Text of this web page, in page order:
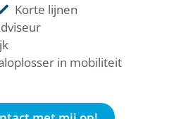
Korte lijnen
in mobiliteit